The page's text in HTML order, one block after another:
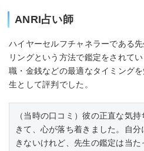
ANRI占い師
ハイヤーセルフチャネラーである
リングという方法で鑑定をされて
職・金銭などの最適なタイミング
生として評判でした。
（当時の口コミ）彼の正直な気
きて、心が落ち着きました。自
きないけれど、先生の鑑定は当